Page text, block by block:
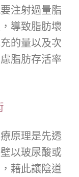
注射過量脂
導致脂肪壞
的量以及次
脂肪存活率
原理是先透
以玻尿酸或
藉此讓陰道